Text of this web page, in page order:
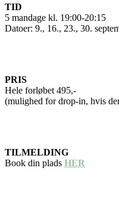
TID
5 mandage kl. 19:00-20:15
Datoer: 9., 16., 23., 30.
PRIS
Hele forløbet 495,-
(mulighed for drop-in, hvis
TILMELDING
Book din plads HER